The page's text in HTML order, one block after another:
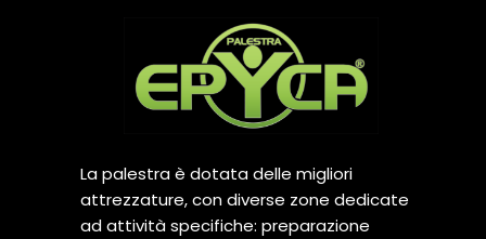
La palestra è dotata delle migliori
attrezzature, con diverse zone dedicate
ad attività specifiche: preparazione